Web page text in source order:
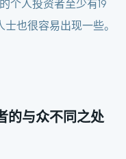
个人投资者至少有19
也很容易出现一些。
的与众不同之处